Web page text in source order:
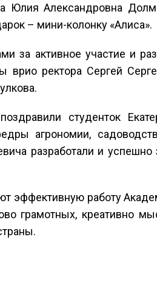
Юлия Александровна
– мини-колонку «Алиса».
за активное участие и
врио ректора Сергей
студенток
агрономии,
разработали и
эффективную работу
грамотных, креативно